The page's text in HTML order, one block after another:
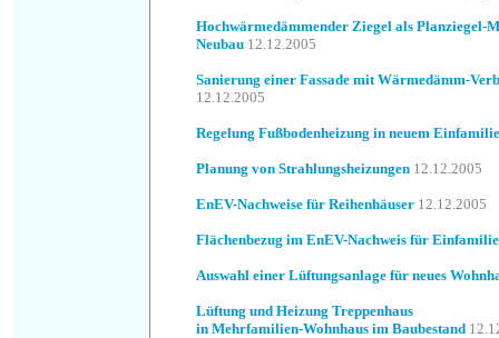
Hochwärmedämmender Ziegel als
Neubau 12.12.2005
Sanierung einer Fassade mit Wärmedämm-
12.12.2005
Regelung Fußbodenheizung in neuem
Planung von Strahlungsheizungen 12.12.2005
EnEV-Nachweise für Reihenhäuser 12.12.2005
Flächenbezug im EnEV-Nachweis für
Auswahl einer Lüftungsanlage für neues
Lüftung und Heizung Treppenhaus
in Mehrfamilien-Wohnhaus im Baubestand